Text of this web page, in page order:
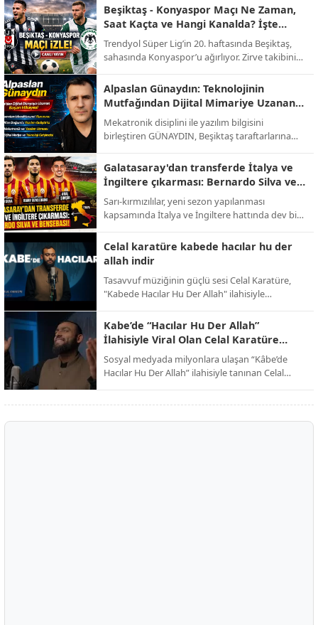
Beşiktaş - Konyaspor Maçı Ne Zaman,
Saat Kaçta ve Hangi Kanalda? İşte
Muhtemel 11'ler!
Trendyol Süper Lig’in 20. haftasında Beşiktaş,
sahasında Konyaspor’u ağırlıyor. Zirve takibini
sıralardan uzaklaşmayı hedefleyen yeşil-
beyazlıların randevusu öncesi tüm detaylar belli
oldu.
Alpaslan Günaydın: Teknolojinin
Mutfağından Dijital Mimariye Uzanan
Bir Başarı Hikayesi
Mekatronik disiplini ile yazılım bilgisini
birleştiren GÜNAYDIN, Beşiktaş taraftarlarına
platformunu baştan sona kendi emeğiyle
kodlayarak hayata geçirdi. Tasarımından
altyapısına kadar tüm teknik süreci üstlenen
Alpaslan Günaydın, dijital medya ve yazılım
alanında üretmeye devam ediyor.
Galatasaray'dan transferde İtalya ve
İngiltere çıkarması: Bernardo Silva ve
Bensebaini bombası!
Sarı-kırmızılılar, yeni sezon yapılanması
kapsamında İtalya ve İngiltere hattında dev bir
yürüttüğü görüşmelerde dünya yıldızları
masada.
Celal karatüre kabede hacılar hu der
allah indir
Tasavvuf müziğinin güçlü sesi Celal Karatüre,
"Kabede Hacılar Hu Der Allah" ilahisiyle
atmosferine davet ederken, eser dijital
platformlarda paylaşım rekorları kırmaya devam
ediyor.
Kabe’de “Hacılar Hu Der Allah”
İlahisiyle Viral Olan Celal Karatüre
Kimdir?
Sosyal medyada milyonlara ulaşan “Kâbe’de
Hacılar Hu Der Allah” ilahisiyle tanınan Celal